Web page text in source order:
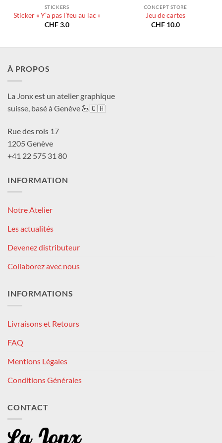
STICKERS
Sticker « Y’a pas l’feu au lac »
CHF3.0
CONCEPT STORE
Jeu de cartes
CHF10.0
À PROPOS
La Jonx est un atelier graphique
suisse, basé à Genève 🦢🇨🇭
Rue des rois 17
1205 Genève
+41 22 575 31 80
INFORMATION
Notre Atelier
Les actualités
Devenez distributeur
Collaborez avec nous
INFORMATIONS
Livraisons et Retours
FAQ
Mentions Légales
Conditions Générales
CONTACT